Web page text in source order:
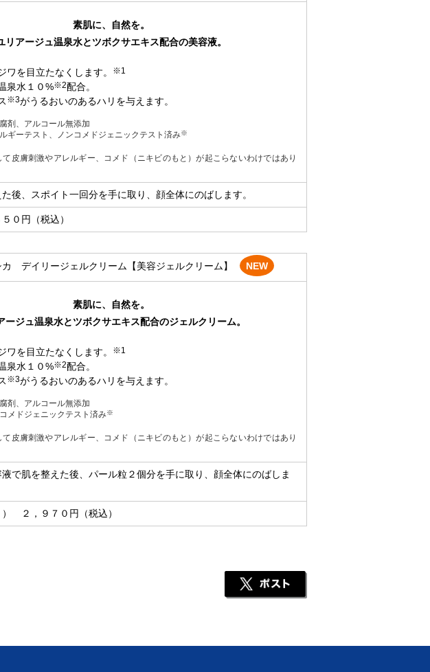
素肌に、自然を。
リアージュ温泉水とツボクサエキス配合の美容液。
ワを目立たなくします。 ※1
泉水１０%※2配合。
※3がうるおいのあるハリを与えます。
剤、アルコール無添加
ギーテスト、ノンコメドジェニックテスト済み※
皮膚刺激やアレルギー、コメド（ニキビのもと）が起こらないわけではあり
後、スポイト一回分を手に取り、顔全体にのばします。
０円（税込）
デイリージェルクリーム【美容ジェルクリーム】 NEW
素肌に、自然を。
ージュ温泉水とツボクサエキス配合のジェルクリーム。
ワを目立たなくします。 ※1
泉水１０%※2配合。
※3がうるおいのあるハリを与えます。
剤、アルコール無添加
メドジェニックテスト済み※
皮膚刺激やアレルギー、コメド（ニキビのもと）が起こらないわけではあり
で肌を整えた後、パール粒２個分を手に取り、顔全体にのばしま
） ２，９７０円（税込）